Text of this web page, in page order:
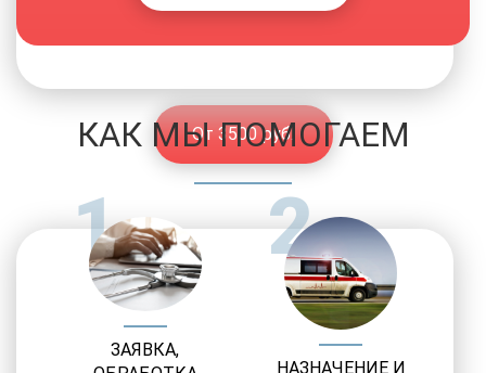
От 3500 руб.
КАК МЫ ПОМОГАЕМ
1
ЗАЯВКА,
2
НАЗНАЧЕНИЕ И